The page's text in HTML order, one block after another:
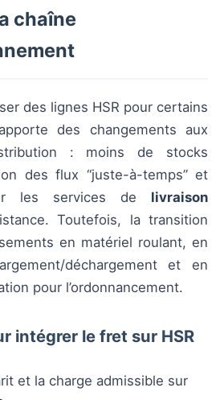
chaîne
des lignes HSR pour certains
des changements aux
: moins de stocks
des flux “juste-à-temps” et
les services de livraison
Toutefois, la transition
en matériel roulant, en
déchargement et en
pour l’ordonnancement.
intégrer le fret sur HSR
et la charge admissible sur